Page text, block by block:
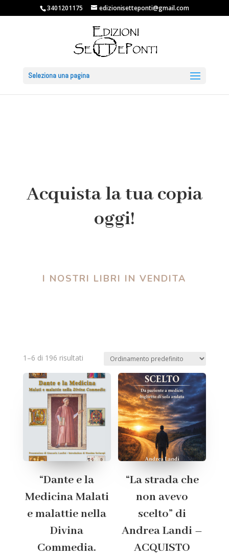
3401201175 edizionisetteponti@gmail.com
Seleziona una pagina
Acquista la tua copia
oggi!
I NOSTRI LIBRI IN VENDITA
1–6 di 196 risultati
“Dante e la
Medicina Malati
e malattie nella
Divina
Commedia.
“La strada che
non avevo
scelto” di
Andrea Landi –
ACQUISTO